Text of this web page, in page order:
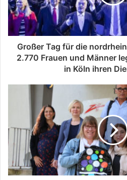
Großer Tag für die
2.770 Frauen und Männer
in Köln ihren